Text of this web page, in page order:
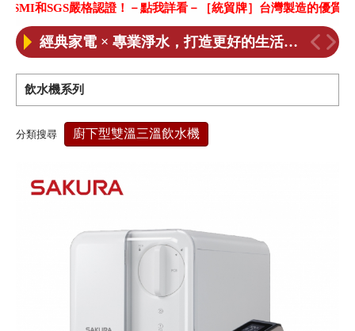
和SGS嚴格認證！－點我詳看－［統貿牌］台灣製造的優質淨水
經典家電 × 專業淨水，打造更好的生活日常
飲水機系列
分類搜尋 廚下型雙溫三溫飲水機